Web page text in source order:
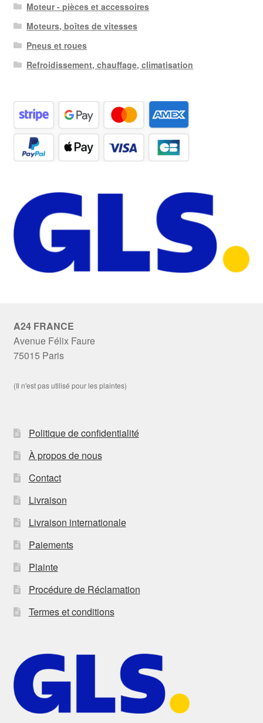
Moteur - pièces et accessoires
Moteurs, boîtes de vitesses
Pneus et roues
Refroidissement, chauffage, climatisation
A24 FRANCE
Avenue Félix Faure
75015 Paris
(Il n'est pas utilisé pour les plaintes)
Politique de confidentialité
À propos de nous
Contact
Livraison
Livraison internationale
Paiements
Plainte
Procédure de Réclamation
Termes et conditions